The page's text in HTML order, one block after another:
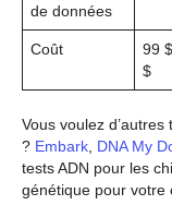
de données
Coût
99
$
Vous voulez
? Embark DNA My
tests ADN pour les
génétique pour votre